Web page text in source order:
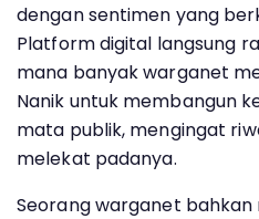
dengan sentimen yang
Platform digital langsung
mana banyak warganet
Nanik untuk membangun
mata publik, mengingat
melekat padanya.
Seorang warganet